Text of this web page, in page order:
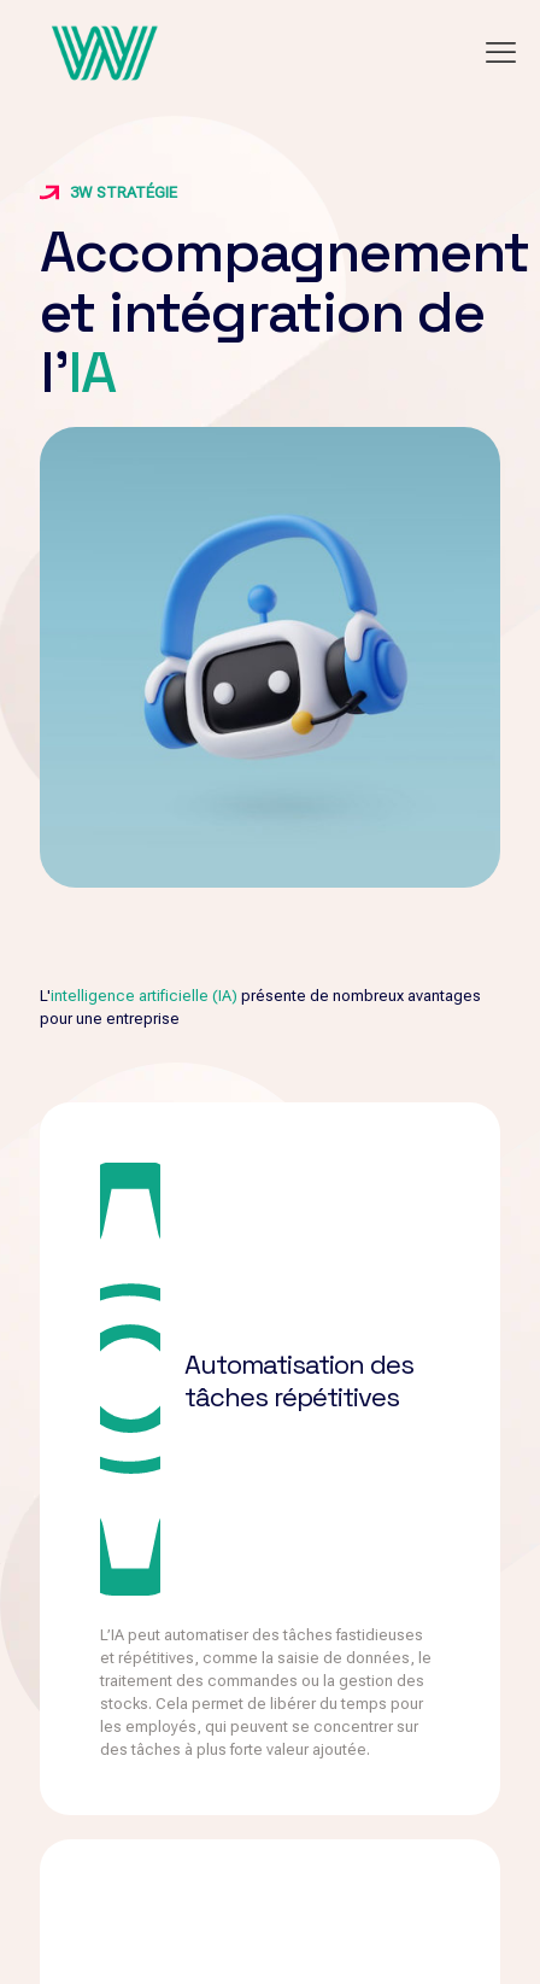
3W STRATÉGIE
Accompagnement
et intégration de
l'IA
L'intelligence artificielle (IA) présente de nombreux avantages
pour une entreprise
Automatisation des
tâches répétitives
L’IA peut automatiser des tâches fastidieuses
et répétitives, comme la saisie de données, le
traitement des commandes ou la gestion des
stocks. Cela permet de libérer du temps pour
les employés, qui peuvent se concentrer sur
des tâches à plus forte valeur ajoutée.